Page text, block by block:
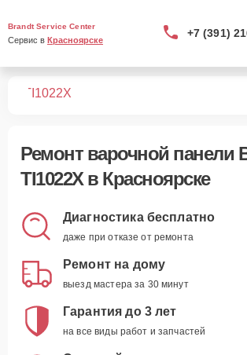
Brandt Service Center
Сервис в Красноярске
+7 (391)
TI1022X
Ремонт варочной панели
TI1022Xв Красноярске
Диагностика бесплатно
даже при отказе от ремонта
Ремонт на дому
выезд мастера за 30 минут
Гарантия до 3 лет
на все виды работ и запчастей